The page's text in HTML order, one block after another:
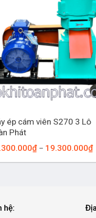
ép cám viên S270 3 Lô
Phát
₫ – 19.300.000₫
hệ: